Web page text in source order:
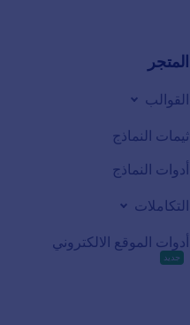
المتجر
القوالب
ثيمات النماذج
أدوات النماذج
التكاملات
أدوات الموقع الالكتروني
جديد